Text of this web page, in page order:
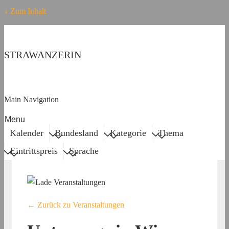
↓ Zum Inhalt
STRAWANZERIN
Main Navigation
Menu
Kalender Bundesland Kategorie
Thema
Eintrittspreis
Sprache
← Zurück zu Veranstaltungen